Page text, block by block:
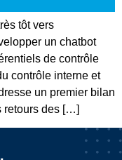
tôt vers
un chatbot
de contrôle
contrôle interne et
un premier bilan
retours des […]